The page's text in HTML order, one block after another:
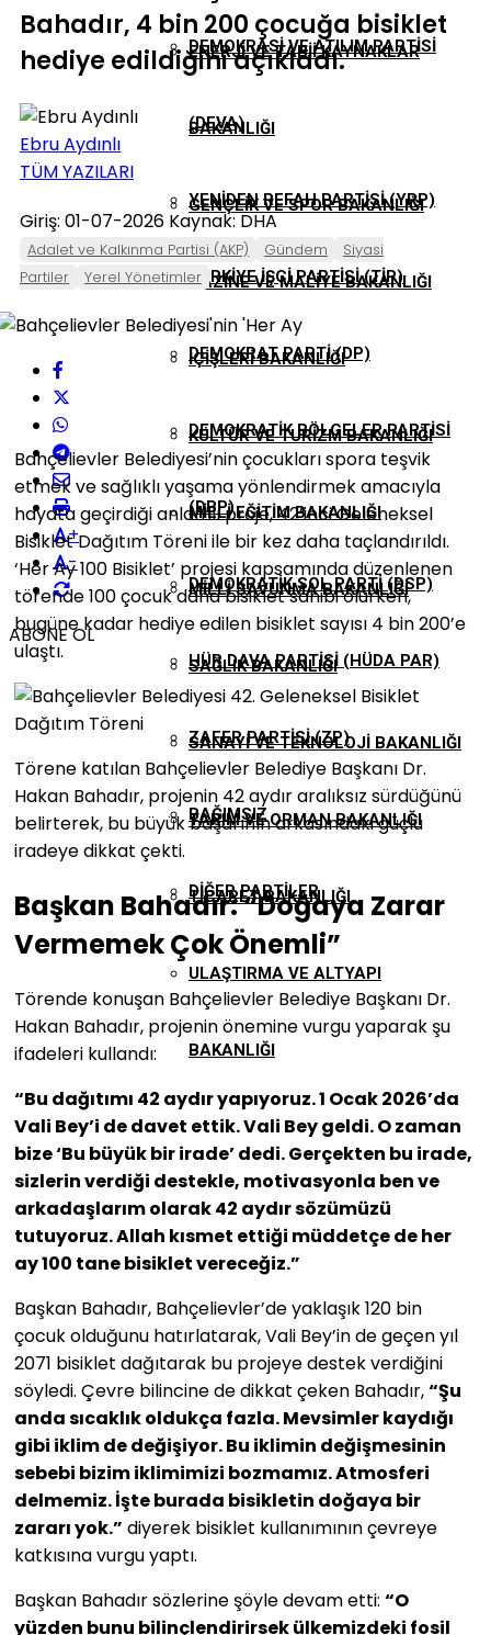
DEMOKRASI VE ATILIM PARTISI
(DEVA)
YENIDEN REFAH PARTISI (YRP)
TÜRKIYE İŞÇI PARTISI (TİP)
DEMOKRAT PARTI (DP)
DEMOKRATIK BÖLGELER PARTISI
(DBP)
DEMOKRATIK SOL PARTI (DSP)
HÜR DAVA PARTISI (HÜDA PAR)
ZAFER PARTISI (ZP)
BAĞIMSIZ
DIĞER PARTILER
ENERJI VE TABII KAYNAKLAR
BAKANLIĞI
GENÇLIK VE SPOR BAKANLIĞI
HAZINE VE MALIYE BAKANLIĞI
İÇIŞLERI BAKANLIĞI
KÜLTÜR VE TURIZM BAKANLIĞI
MILLI EĞITIM BAKANLIĞI
MILLI SAVUNMA BAKANLIĞI
SAĞLIK BAKANLIĞI
SANAYI VE TEKNOLOJI BAKANLIĞI
TARIM VE ORMAN BAKANLIĞI
TICARET BAKANLIĞI
ULAŞTIRMA VE ALTYAPI
BAKANLIĞI
Bahadır, 4 bin 200 çocuğa bisiklet
hediye edildiğini açıkladı.
Ebru Aydınlı
TÜM YAZILARI
Giriş: 01-07-2026 Kaynak: DHA
Adalet ve Kalkınma Partisi (AKP) Gündem
Siyasi
Partiler
Yerel Yönetimler
+
-
ABONE OL
Bahçelievler Belediyesi’nin çocukları spora teşvik
etmek ve sağlıklı yaşama yönlendirmek amacıyla
hayata geçirdiği anlamlı proje, 42’inci Geleneksel
Bisiklet Dağıtım Töreni ile bir kez daha taçlandırıldı.
‘Her Ay 100 Bisiklet’ projesi kapsamında düzenlenen
törende 100 çocuk daha bisiklet sahibi olurken,
bugüne kadar hediye edilen bisiklet sayısı 4 bin 200’e
ulaştı.
Törene katılan Bahçelievler Belediye Başkanı Dr.
Hakan Bahadır, projenin 42 aydır aralıksız sürdüğünü
belirterek, bu büyük başarının arkasındaki güçlü
iradeye dikkat çekti.
Başkan Bahadır: “Doğaya Zarar
Vermemek Çok Önemli”
Törende konuşan Bahçelievler Belediye Başkanı Dr.
Hakan Bahadır, projenin önemine vurgu yaparak şu
ifadeleri kullandı:
“Bu dağıtımı 42 aydır yapıyoruz. 1 Ocak 2026’da
Vali Bey’i de davet ettik. Vali Bey geldi. O zaman
bize ‘Bu büyük bir irade’ dedi. Gerçekten bu irade,
sizlerin verdiği destekle, motivasyonla ben ve
arkadaşlarım olarak 42 aydır sözümüzü
tutuyoruz. Allah kısmet ettiği müddetçe de her
ay 100 tane bisiklet vereceğiz.”
Başkan Bahadır, Bahçelievler’de yaklaşık 120 bin
çocuk olduğunu hatırlatarak, Vali Bey’in de geçen yıl
2071 bisiklet dağıtarak bu projeye destek verdiğini
söyledi. Çevre bilincine de dikkat çeken Bahadır,“Şu
anda sıcaklık oldukça fazla. Mevsimler kaydığı
gibi iklim de değişiyor. Bu iklimin değişmesinin
sebebi bizim iklimimizi bozmamız. Atmosferi
delmemiz. İşte burada bisikletin doğaya bir
zararı yok.” diyerek bisiklet kullanımının çevreye
katkısına vurgu yaptı.
Başkan Bahadır sözlerine şöyle devam etti: “O
yüzden bunu bilinçlendirirsek ülkemizdeki fosil